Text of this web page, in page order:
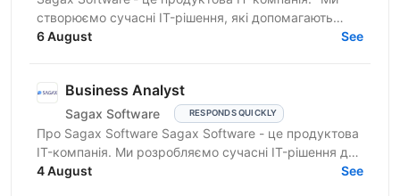
створюємо сучасні IT-рішення, які допомагають
вдосконалювати роботу ринку страхування, і
6 August See
Business Analyst
Sagax Software RESPONDS QUICKLY
Про Sagax Software Sagax Software - це продуктова
IT-компанія. Ми розробляємо сучасні IT-рішення для
ринку страхування, які допомагають нашим
4 August See